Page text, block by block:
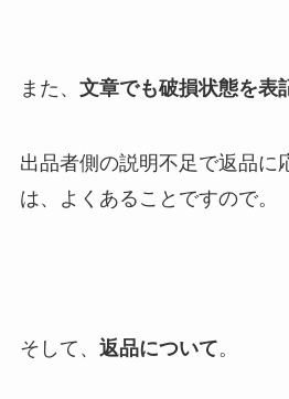
また、 文章でも破損状態を表
出品者側の説明不足で返品に
は、よくあることですので。
そして、 返品について。